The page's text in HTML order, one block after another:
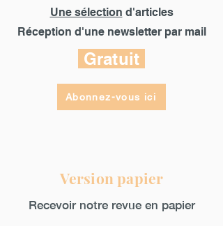
Une sélection d'articles
Réception d'une newsletter par mail
Gratuit
Abonnez-vous ici
Version papier
Recevoir notre revue en papier